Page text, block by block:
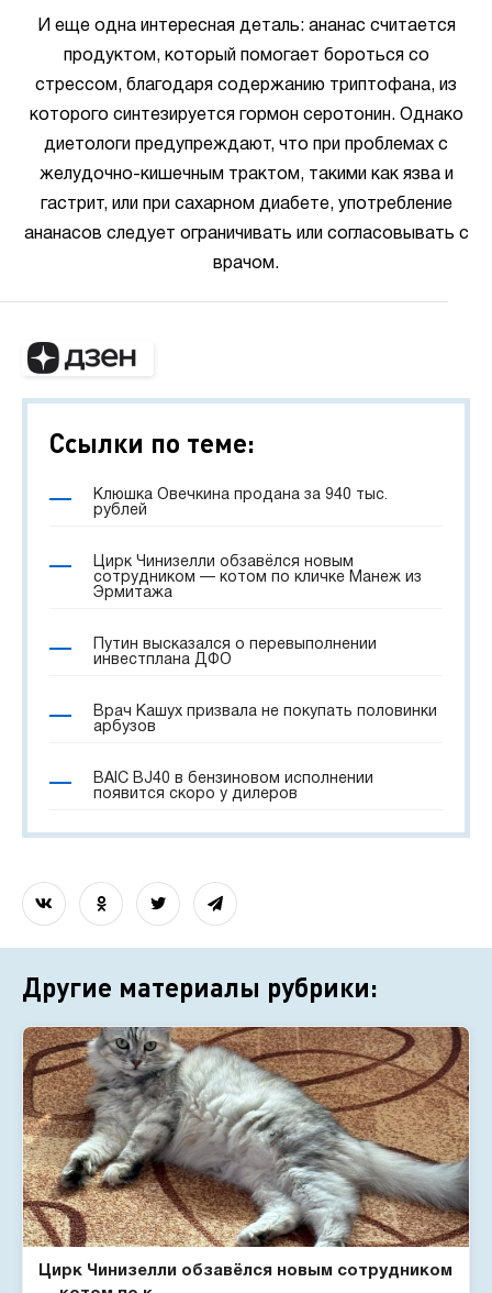
И еще одна интересная деталь: ананас считается
продуктом, который помогает бороться со
стрессом, благодаря содержанию триптофана, из
которого синтезируется гормон серотонин. Однако
диетологи предупреждают, что при проблемах с
желудочно-кишечным трактом, такими как язва и
гастрит, или при сахарном диабете, употребление
ананасов следует ограничивать или согласовывать с
врачом.
Ссылки по теме:
Клюшка Овечкина продана за 940 тыс.
рублей
Цирк Чинизелли обзавёлся новым
сотрудником — котом по кличке Манеж из
Эрмитажа
Путин высказался о перевыполнении
инвестплана ДФО
Врач Кашух призвала не покупать половинки
арбузов
BAIC BJ40 в бензиновом исполнении
появится скоро у дилеров
Другие материалы рубрики:
Цирк Чинизелли обзавёлся новым сотрудником